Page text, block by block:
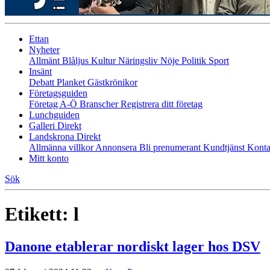
Ettan
Nyheter
Allmänt Blåljus KulturNäringsliv Nöje Politik Sport
Insänt
Debatt Planket Gästkrönikor
Företagsguiden
Företag A-Ö BranscherRegistrera ditt företag
Lunchguiden
Galleri Direkt
Landskrona Direkt
Allmänna villkorAnnonsera Bli prenumerant Kundtjänst
Mitt konto
Sök
Etikett: l
Danone etablerar nordiskt lager hos DSV